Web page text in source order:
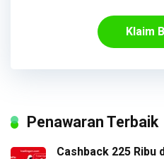
Klaim
Penawaran Terbaik
Cashback 225 Ribu